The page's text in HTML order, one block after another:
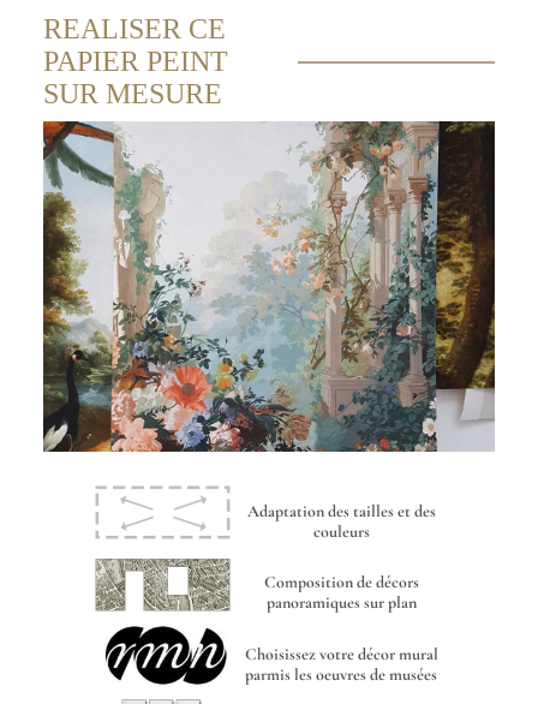
REALISER CE
PAPIER PEINT
SUR MESURE
Adaptation des tailles et des
couleurs
Composition de décors
panoramiques sur plan
Choisissez votre décor mural
parmis les oeuvres de musées